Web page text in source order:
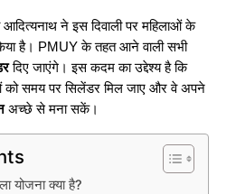
ने इस दिवाली पर महिलाओं के
है। PMUY के तहत आने वाली सभी
दिए जाएंगे। इस कदम का उद्देश्य है कि
को समय पर सिलेंडर मिल जाए और वे अपने
अच्छे से मना सकें।
योजना क्या है?